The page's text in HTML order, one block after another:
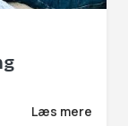
Læs mere